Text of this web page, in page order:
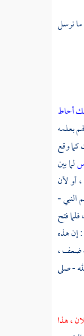
نرسل
أحاط
بعلمه
وقع
لما بين
أو لأن
النبي -
فتح
إن هذه
ضعف ،
- صلى
، هذا